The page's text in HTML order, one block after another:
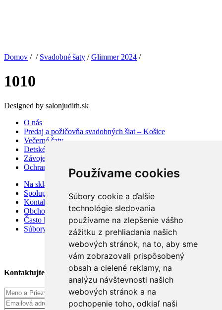
Používame cookies
Súbory cookie a ďalšie
technológie sledovania
používame na zlepšenie vášho
zážitku z prehliadania našich
webových stránok, na to, aby sme
vám zobrazovali prispôsobený
obsah a cielené reklamy, na
analýzu návštevnosti našich
webových stránok a na
pochopenie toho, odkiaľ naši
Domov / / Svadobné šaty /Glimmer 2024 /
1010
Designed by salonjudith.sk
O nás
Predaj a požičovňa svadobných šiat – Košice
Večerné šaty
Detské šaty
Závoje a doplnky
Ochrana osobných údajov
Na sklade
Spolupráca
Kontakt
Obchodné podmienky
Často kladené otázky
Súbory cookies
Kontaktujte Nás